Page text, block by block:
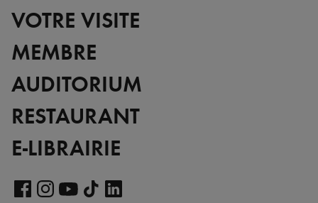
VOTRE VISITE
MEMBRE
AUDITORIUM
RESTAURANT
E-LIBRAIRIE